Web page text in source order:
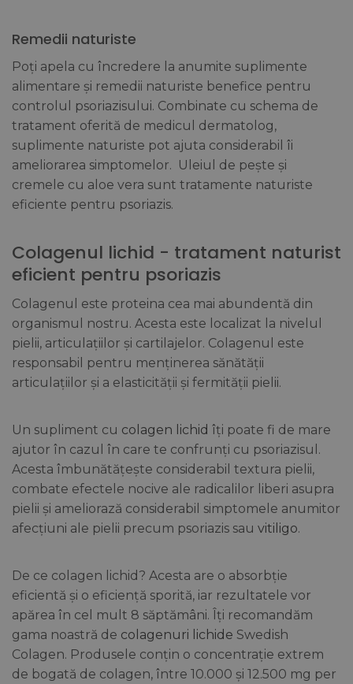
Remedii naturiste
Poți apela cu încredere la anumite suplimente
alimentare și remedii naturiste benefice pentru
controlul psoriazisului. Combinate cu schema de
tratament oferită de medicul dermatolog,
suplimente naturiste pot ajuta considerabil îi
ameliorarea simptomelor. Uleiul de pește și
cremele cu aloe vera sunt tratamente naturiste
eficiente pentru psoriazis.
Colagenul lichid - tratament naturist
eficient pentru psoriazis
Colagenul este proteina cea mai abundentă din
organismul nostru. Acesta este localizat la nivelul
pielii, articulațiilor și cartilajelor. Colagenul este
responsabil pentru menținerea sănătății
articulațiilor și a elasticității și fermității pielii.
Un supliment cu colagen lichid îți poate fi de mare
ajutor în cazul în care te confrunți cu psoriazisul.
Acesta îmbunătățește considerabil textura pielii,
combate efectele nocive ale radicalilor liberi asupra
pielii și ameliorază considerabil simptomele anumitor
afecțiuni ale pielii precum psoriazis sau vitiligo.
De ce colagen lichid? Acesta are o absorbție
eficientă și o eficiență sporită, iar rezultatele vor
apărea în cel mult 8 săptămâni. Îți recomandăm
gama noastră de colagenuri lichide Swedish
Colagen. Produsele conțin o concentrație extrem
de bogată de colagen, între 10.000 și 12.500 mg per